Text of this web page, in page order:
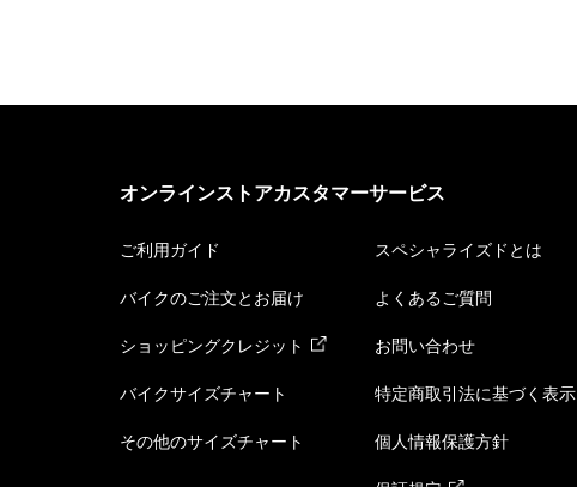
オンラインストアカスタマーサービス
ご利用ガイド
バイクのご注文とお届け
ショッピングクレジット
バイクサイズチャート
その他のサイズチャート
スペシャライズドとは
よくあるご質問
お問い合わせ
特定商取引法に基づく表示
個人情報保護方針